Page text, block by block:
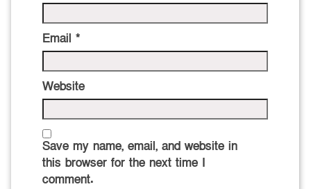
Email *
Website
Save my name, email, and website in
this browser for the next time I
comment.